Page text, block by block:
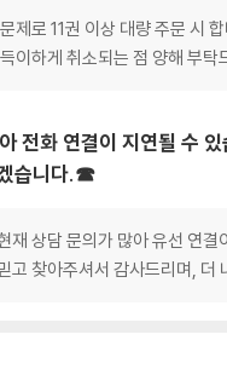
제로 11권 이상 대량 주문 시
이하게 취소되는 점 양해 부탁
전화 연결이 지연될 수 있
습니다.☎
재 상담 문의가 많아 유선 연
고 찾아주셔서 감사드리며, 더